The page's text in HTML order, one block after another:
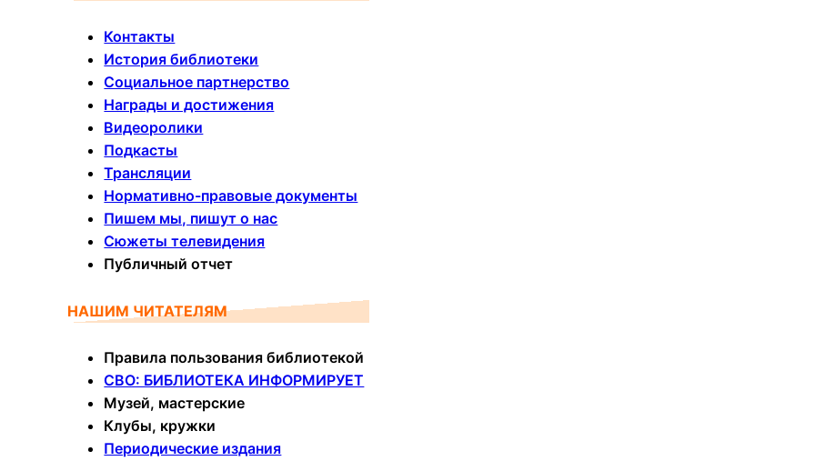
Контакты
История библиотеки
Социальное партнерство
Награды и достижения
Видеоролики
Подкасты
Трансляции
Нормативно-правовые документы
Пишем мы, пишут о нас
Сюжеты телевидения
Публичный отчет
НАШИМ ЧИТАТЕЛЯМ
Правила пользования библиотекой
СВО: БИБЛИОТЕКА ИНФОРМИРУЕТ
Музей, мастерские
Клубы, кружки
Периодические издания